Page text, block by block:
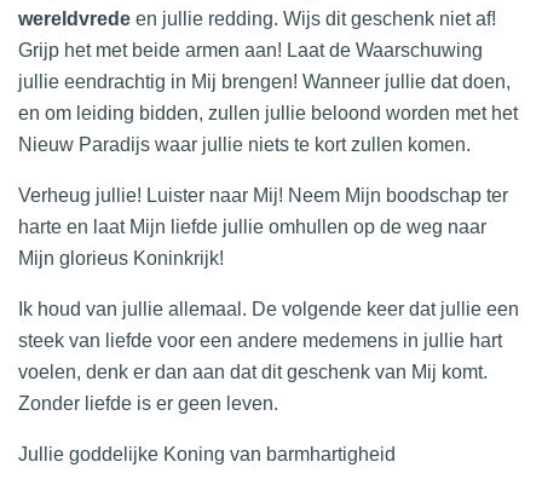
wereldvrede en jullie redding. Wijs dit geschenk niet af!
Grijp het met beide armen aan! Laat de Waarschuwing
jullie eendrachtig in Mij brengen! Wanneer jullie dat doen,
en om leiding bidden, zullen jullie beloond worden met het
Nieuw Paradijs waar jullie niets te kort zullen komen.
Verheug jullie! Luister naar Mij! Neem Mijn boodschap ter
harte en laat Mijn liefde jullie omhullen op de weg naar
Mijn glorieus Koninkrijk!
Ik houd van jullie allemaal. De volgende keer dat jullie een
steek van liefde voor een andere medemens in jullie hart
voelen, denk er dan aan dat dit geschenk van Mij komt.
Zonder liefde is er geen leven.
Jullie goddelijke Koning van barmhartigheid